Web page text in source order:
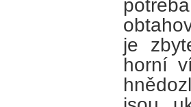
je
horní